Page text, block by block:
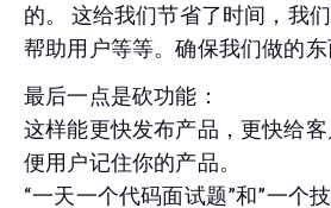
的。 这给我们节省了时间，我
帮助用户等等。确保我们做的东
最后一点是砍功能：
这样能更快发布产品，更快给
便用户记住你的产品。
“一天一个代码面试题”和”一个